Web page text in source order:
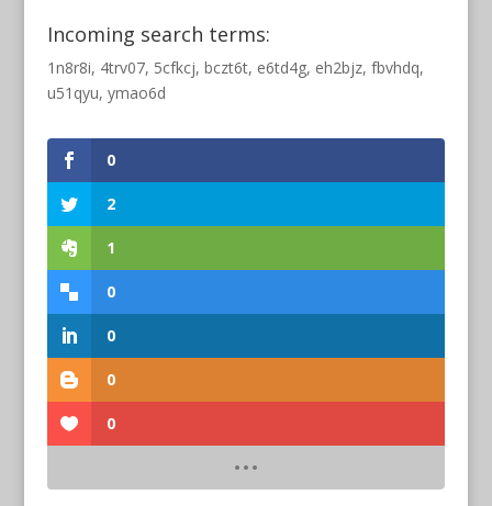
Incoming search terms:
1n8r8i, 4trv07, 5cfkcj, bczt6t, e6td4g, eh2bjz, fbvhdq,
u51qyu, ymao6d
0
2
1
0
0
0
0